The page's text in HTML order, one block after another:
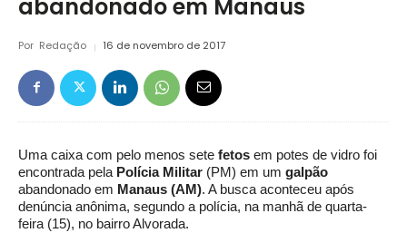
Amazônia
abandonado em Manaus
Por Redação 16 de novembro de 2017
Uma caixa com pelo menos sete fetos em potes de vidro foi
encontrada pela Polícia Militar (PM) em um galpão
abandonado em Manaus (AM). A busca aconteceu após
denúncia anônima, segundo a polícia, na manhã de quarta-
feira (15), no bairro Alvorada.